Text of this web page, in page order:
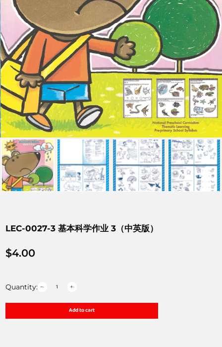
LEC-0027-3 基本科学作业 3（中英版）
$4.00
Quantity:
Add to cart